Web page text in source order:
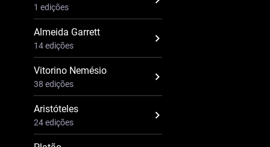
1 edições
Almeida Garrett
14 edições
Vitorino Nemésio
38 edições
Aristóteles
24 edições